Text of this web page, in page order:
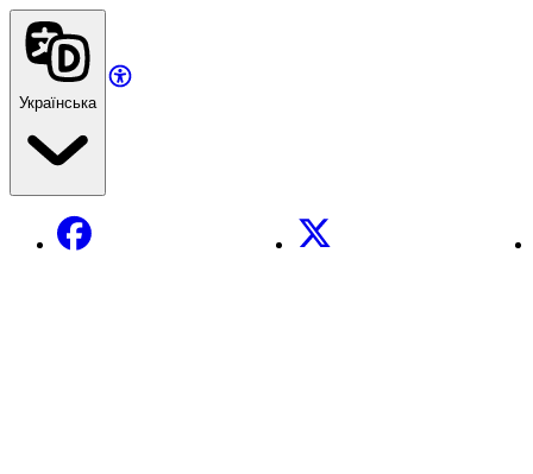
Українська
Facebook X